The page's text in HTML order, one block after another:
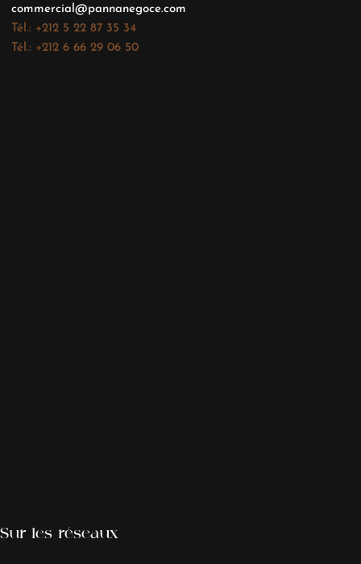
commercial@pannanegoce.com
Tél.: +212 5 22 87 35 34
Tél.: +212 6 66 29 06 50
Sur les réseaux